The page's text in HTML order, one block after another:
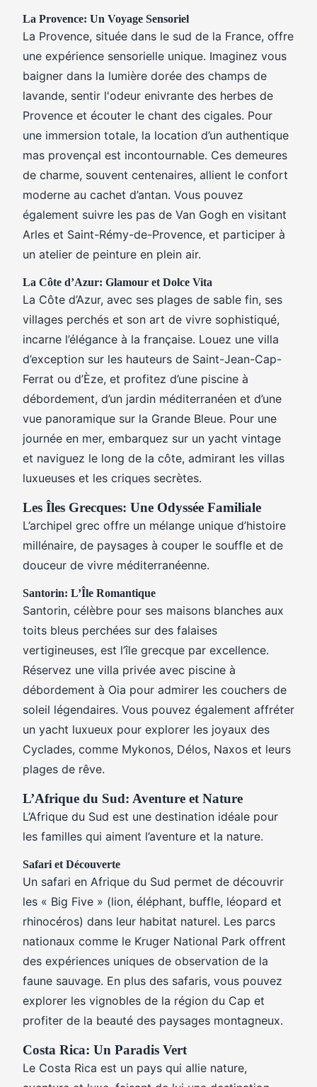
La Provence: Un Voyage Sensoriel
La Provence, située dans le sud de la France, offre
une expérience sensorielle unique. Imaginez vous
baigner dans la lumière dorée des champs de
lavande, sentir l'odeur enivrante des herbes de
Provence et écouter le chant des cigales. Pour
une immersion totale, la location d’un authentique
mas provençal est incontournable. Ces demeures
de charme, souvent centenaires, allient le confort
moderne au cachet d’antan. Vous pouvez
également suivre les pas de Van Gogh en visitant
Arles et Saint-Rémy-de-Provence, et participer à
un atelier de peinture en plein air.
La Côte d’Azur: Glamour et Dolce Vita
La Côte d’Azur, avec ses plages de sable fin, ses
villages perchés et son art de vivre sophistiqué,
incarne l’élégance à la française. Louez une villa
d’exception sur les hauteurs de Saint-Jean-Cap-
Ferrat ou d’Èze, et profitez d’une piscine à
débordement, d’un jardin méditerranéen et d’une
vue panoramique sur la Grande Bleue. Pour une
journée en mer, embarquez sur un yacht vintage
et naviguez le long de la côte, admirant les villas
luxueuses et les criques secrètes.
Les Îles Grecques: Une Odyssée Familiale
L’archipel grec offre un mélange unique d’histoire
millénaire, de paysages à couper le souffle et de
douceur de vivre méditerranéenne.
Santorin: L’Île Romantique
Santorin, célèbre pour ses maisons blanches aux
toits bleus perchées sur des falaises
vertigineuses, est l’île grecque par excellence.
Réservez une villa privée avec piscine à
débordement à Oia pour admirer les couchers de
soleil légendaires. Vous pouvez également affréter
un yacht luxueux pour explorer les joyaux des
Cyclades, comme Mykonos, Délos, Naxos et leurs
plages de rêve.
L’Afrique du Sud: Aventure et Nature
L’Afrique du Sud est une destination idéale pour
les familles qui aiment l’aventure et la nature.
Safari et Découverte
Un safari en Afrique du Sud permet de découvrir
les « Big Five » (lion, éléphant, buffle, léopard et
rhinocéros) dans leur habitat naturel. Les parcs
nationaux comme le Kruger National Park offrent
des expériences uniques de observation de la
faune sauvage. En plus des safaris, vous pouvez
explorer les vignobles de la région du Cap et
profiter de la beauté des paysages montagneux.
Costa Rica: Un Paradis Vert
Le Costa Rica est un pays qui allie nature,